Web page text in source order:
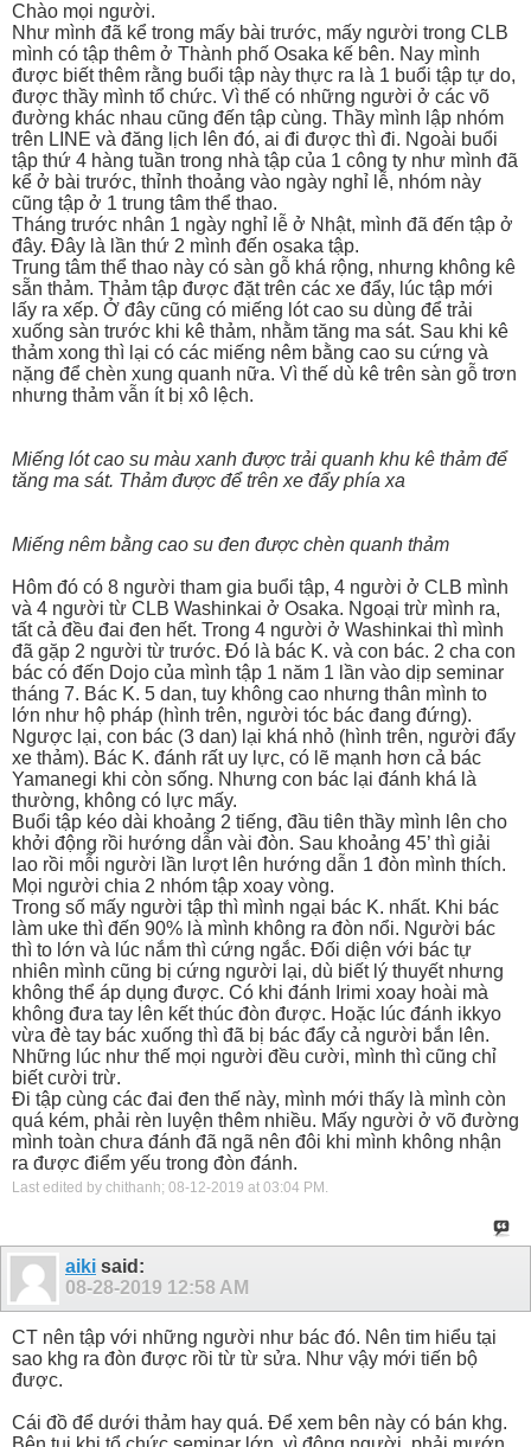
Chào mọi người.
Như mình đã kể trong mấy bài trước, mấy người trong CLB
mình có tập thêm ở Thành phố Osaka kế bên. Nay mình
được biết thêm rằng buổi tập này thực ra là 1 buổi tập tự do,
được thầy mình tổ chức. Vì thế có những người ở các võ
đường khác nhau cũng đến tập cùng. Thầy mình lập nhóm
trên LINE và đăng lịch lên đó, ai đi được thì đi. Ngoài buổi
tập thứ 4 hàng tuần trong nhà tập của 1 công ty như mình đã
kể ở bài trước, thỉnh thoảng vào ngày nghỉ lễ, nhóm này
cũng tập ở 1 trung tâm thể thao.
Tháng trước nhân 1 ngày nghỉ lễ ở Nhật, mình đã đến tập ở
đây. Đây là lần thứ 2 mình đến osaka tập.
Trung tâm thể thao này có sàn gỗ khá rộng, nhưng không kê
sẵn thảm. Thảm tập được đặt trên các xe đẩy, lúc tập mới
lấy ra xếp. Ở đây cũng có miếng lót cao su dùng để trải
xuống sàn trước khi kê thảm, nhằm tăng ma sát. Sau khi kê
thảm xong thì lại có các miếng nêm bằng cao su cứng và
nặng để chèn xung quanh nữa. Vì thế dù kê trên sàn gỗ trơn
nhưng thảm vẫn ít bị xô lệch.
Miếng lót cao su màu xanh được trải quanh khu kê thảm để
tăng ma sát. Thảm được để trên xe đẩy phía xa
Miếng nêm bằng cao su đen được chèn quanh thảm
Hôm đó có 8 người tham gia buổi tập, 4 người ở CLB mình
và 4 người từ CLB Washinkai ở Osaka. Ngoại trừ mình ra,
tất cả đều đai đen hết. Trong 4 người ở Washinkai thì mình
đã gặp 2 người từ trước. Đó là bác K. và con bác. 2 cha con
bác có đến Dojo của mình tập 1 năm 1 lần vào dịp seminar
tháng 7. Bác K. 5 dan, tuy không cao nhưng thân mình to
lớn như hộ pháp (hình trên, người tóc bác đang đứng).
Ngược lại, con bác (3 dan) lại khá nhỏ (hình trên, người đẩy
xe thảm). Bác K. đánh rất uy lực, có lẽ mạnh hơn cả bác
Yamanegi khi còn sống. Nhưng con bác lại đánh khá là
thường, không có lực mấy.
Buổi tập kéo dài khoảng 2 tiếng, đầu tiên thầy mình lên cho
khởi động rồi hướng dẫn vài đòn. Sau khoảng 45’ thì giải
lao rồi mỗi người lần lượt lên hướng dẫn 1 đòn mình thích.
Mọi người chia 2 nhóm tập xoay vòng.
Trong số mấy người tập thì mình ngại bác K. nhất. Khi bác
làm uke thì đến 90% là mình không ra đòn nổi. Người bác
thì to lớn và lúc nắm thì cứng ngắc. Đối diện với bác tự
nhiên mình cũng bị cứng người lại, dù biết lý thuyết nhưng
không thể áp dụng được. Có khi đánh Irimi xoay hoài mà
không đưa tay lên kết thúc đòn được. Hoặc lúc đánh ikkyo
vừa đè tay bác xuống thì đã bị bác đẩy cả người bắn lên.
Những lúc như thế mọi người đều cười, mình thì cũng chỉ
biết cười trừ.
Đi tập cùng các đai đen thế này, mình mới thấy là mình còn
quá kém, phải rèn luyện thêm nhiều. Mấy người ở võ đường
mình toàn chưa đánh đã ngã nên đôi khi mình không nhận
ra được điểm yếu trong đòn đánh.
Last edited by chithanh; 08-12-2019 at 03:04 PM
aiki said:
08-28-2019 12:58 AM
CT nên tập với những người như bác đó. Nên tim hiểu tại
sao khg ra đòn được rồi từ từ sửa. Như vậy mới tiến bộ
được.
Cái đồ để dưới thảm hay quá. Để xem bên này có bán khg.